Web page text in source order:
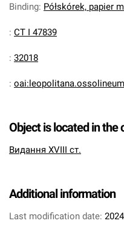
Binding: Półskórek, papier
: CT I 47839
: 32018
:
Object is located in the
Видання XVIII ст.
Additional information
Last modification date: